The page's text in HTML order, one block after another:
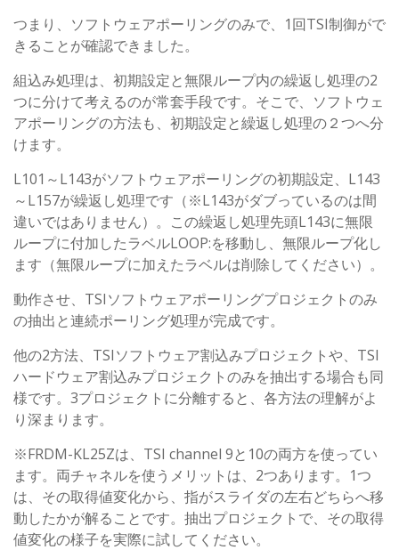
つまり、ソフトウェアポーリングのみで、1回TSI制御がで
きることが確認できました。
組込み処理は、初期設定と無限ループ内の繰返し処理の2
つに分けて考えるのが常套手段です。そこで、ソフトウェ
アポーリングの方法も、初期設定と繰返し処理の２つへ分
けます。
L101～L143がソフトウェアポーリングの初期設定、L143
～L157が繰返し処理です（※L143がダブっているのは間
違いではありません）。この繰返し処理先頭L143に無限
ループに付加したラベルLOOP:を移動し、無限ループ化し
ます（無限ループに加えたラベルは削除してください）。
動作させ、TSIソフトウェアポーリングプロジェクトのみ
の抽出と連続ポーリング処理が完成です。
他の2方法、TSIソフトウェア割込みプロジェクトや、TSI
ハードウェア割込みプロジェクトのみを抽出する場合も同
様です。3プロジェクトに分離すると、各方法の理解がよ
り深まります。
※FRDM-KL25Zは、TSI channel 9と10の両方を使ってい
ます。両チャネルを使うメリットは、2つあります。1つ
は、その取得値変化から、指がスライダの左右どちらへ移
動したかが解ることです。抽出プロジェクトで、その取得
値変化の様子を実際に試してください。